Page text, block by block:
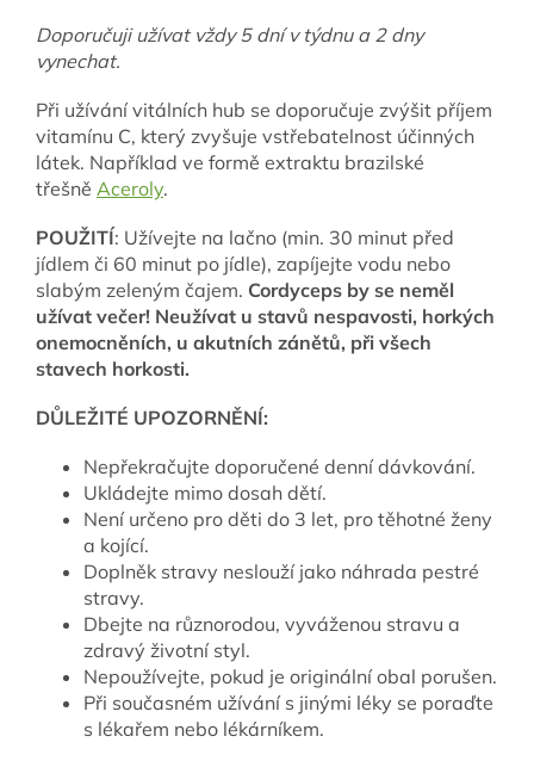
Doporučuji užívat vždy 5 dní v týdnu a 2 dny
vynechat.
Při užívání vitálních hub se doporučuje zvýšit příjem
vitamínu C, který zvyšuje vstřebatelnost účinných
látek. Například ve formě extraktu brazilské
třešně Aceroly.
POUŽITÍ: Užívejte na lačno (min. 30 minut před
jídlem či 60 minut po jídle), zapíjejte vodu nebo
slabým zeleným čajem. Cordyceps by se neměl
užívat večer! Neužívat u stavů nespavosti, horkých
onemocněních, u akutních zánětů, při všech
stavech horkosti.
DŮLEŽITÉ UPOZORNĚNÍ:
Nepřekračujte doporučené denní dávkování.
Ukládejte mimo dosah dětí.
Není určeno pro děti do 3 let, pro těhotné ženy
a kojící.
Doplněk stravy neslouží jako náhrada pestré
stravy.
Dbejte na různorodou, vyváženou stravu a
zdravý životní styl.
Nepoužívejte, pokud je originální obal porušen.
Při současném užívání s jinými léky se poraďte
s lékařem nebo lékárníkem.